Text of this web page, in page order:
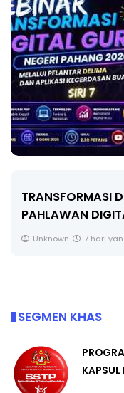
TRANSFORMASI
PAHLAWAN
Unknown 7 hari
SEGMEN KHAS